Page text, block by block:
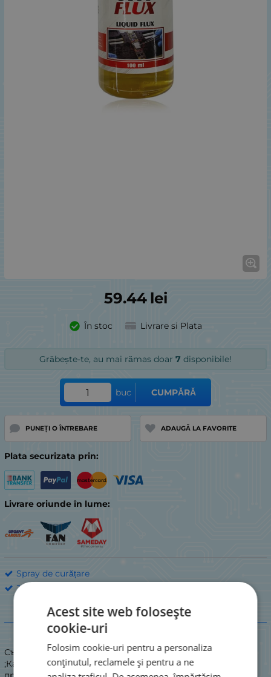
59.44 lei
În stoc Livrare si Plata
Grăbește-te, au mai rămas doar 7 disponibile!
buc CUMPĂRĂ
PUNEȚI O ÎNTREBARE ADAUGĂ LA FAVORITE
Plata securizata prin:
Livrare oriunde în lume:
Spray de curățare
JETCLEAN
Descriere
Състояние: NEW
;Като цяло осигурява отлична спойка.\nЛоша
Acest site web folosește
cookie-uri
Folosim cookie-uri pentru a personaliza
conținutul, reclamele și pentru a ne